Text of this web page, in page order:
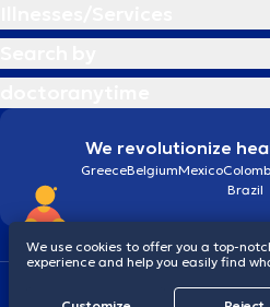
We revolutionize
GreeceBelgiumMexico
Brazil
Cookies
We use cookies to offer you a top-
experience and help you easily find